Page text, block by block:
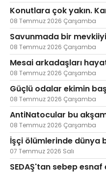
Konutlara çok yakın.
08 Temmuz 2026 Çarşamba
Savunmada bir mevkiiyi
08 Temmuz 2026 Çarşamba
Mesai arkadaşları
08 Temmuz 2026 Çarşamba
Güçlü odalar ekimin
08 Temmuz 2026 Çarşamba
AntiNatocular bu
08 Temmuz 2026 Çarşamba
İşçi ölümlerinde dünya
07 Temmuz 2026 Salı
SEDAŞ'tan sebep